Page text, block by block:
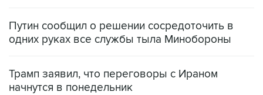
Путин сообщил о решении сосредоточить в
одних руках все службы тыла Минобороны
Трамп заявил, что переговоры с Ираном
начнутся в понедельник